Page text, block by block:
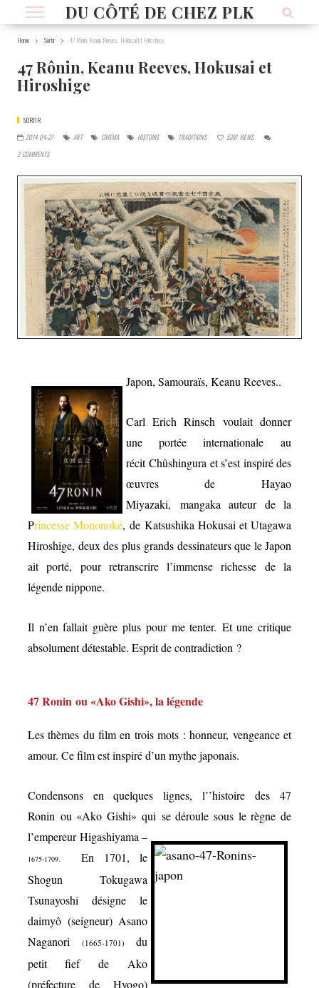
DU CÔTÉ DE CHEZ PLK
Home Sortir 47 Rônin, Keanu Reeves, Hokusai Et Hiroshige
47 Rônin, Keanu Reeves, Hokusai et
Hiroshige
SORTIR
2014-04-27
ART CINÉMA HISTOIRE TRADITIONS 5381 VIEWS
2 COMMENTS
Japon, Samouraïs, Keanu Reeves..
Carl Erich Rinsch voulait donner
une portée internationale au
récit Chûshingura et s’est inspiré des
œuvres de Hayao
Miyazaki, mangaka auteur de la
Princesse Mononoké, de Katsushika Hokusai et Utagawa
Hiroshige, deux des plus grands dessinateurs que le Japon
ait porté, pour retranscrire l’immense richesse de la
légende nippone.
Il n’en fallait guère plus pour me tenter. Et une critique
absolument détestable. Esprit de contradiction ?
47 Ronin ou «Ako Gishi», la légende
Les thèmes du film en trois mots : honneur, vengeance et
amour. Ce film est inspiré d’un mythe japonais.
Condensons en quelques lignes, l’’histoire des 47
Ronin ou «Ako Gishi» qui se déroule sous le règne de
l’empereur Higashiyama –
1675-1709.
En 1701, le
Shogun Tokugawa
Tsunayoshi désigne le
daimyô (seigneur) Asano
Naganori
(1665-1701)
du
petit fief de Ako
(préfecture de Hyogo)